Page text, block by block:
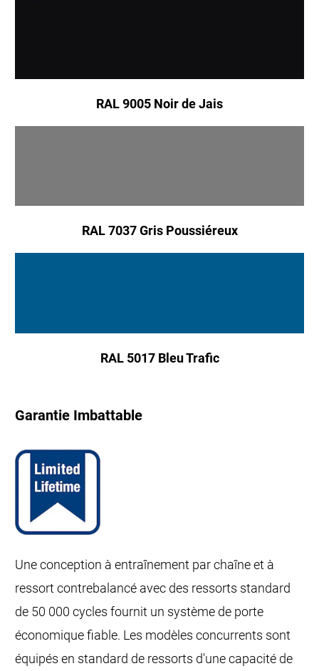
RAL 9005 Noir de Jais
RAL 7037 Gris Poussiéreux
RAL 5017 Bleu Trafic
Garantie Imbattable
Une conception à entraînement par chaîne et à
ressort contrebalancé avec des ressorts standard
de 50 000 cycles fournit un système de porte
économique fiable. Les modèles concurrents sont
équipés en standard de ressorts d'une capacité de